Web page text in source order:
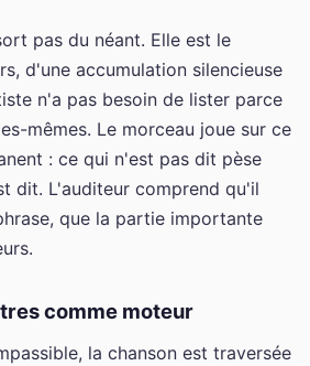
pas du néant. Elle est le
d'une accumulation silencieuse
n'a pas besoin de lister parce
mêmes. Le morceau joue sur ce
: ce qui n'est pas dit pèse
dit. L'auditeur comprend qu'il
que la partie importante
comme moteur
la chanson est traversée